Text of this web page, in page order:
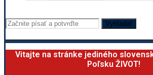
Vyhľadať
Vitajte na stránke jediného
Poľsku ŽIVOT!